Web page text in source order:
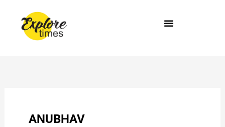
content
ANUBHAV